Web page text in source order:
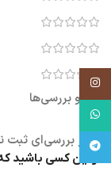
نقد و بررسی‌ها
هنوز بررسی‌ای
اولین کسی باشید که
اینستاگرام
تلگرام